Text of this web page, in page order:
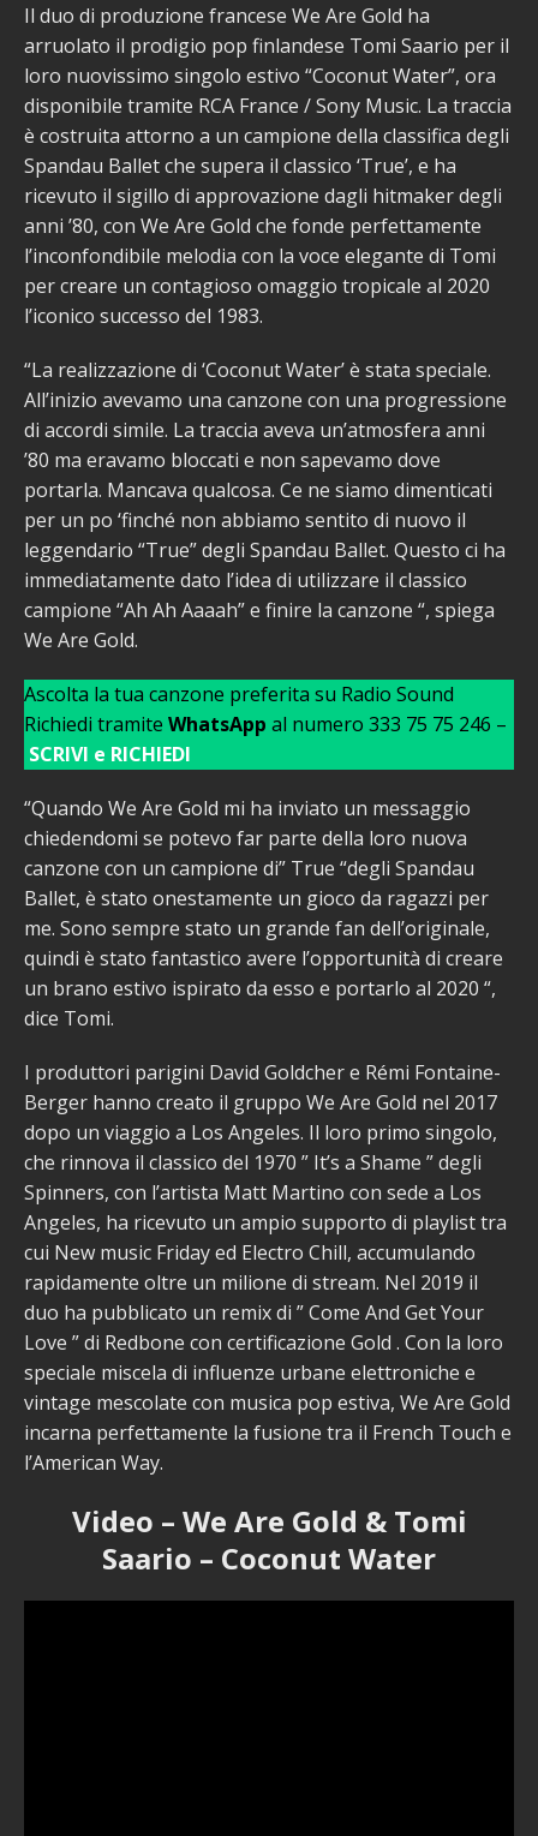
Il duo di produzione francese We Are Gold ha
arruolato il prodigio pop finlandese Tomi Saario per il
loro nuovissimo singolo estivo “Coconut Water”, ora
disponibile tramite RCA France / Sony Music. La traccia
è costruita attorno a un campione della classifica degli
Spandau Ballet che supera il classico ‘True’, e ha
ricevuto il sigillo di approvazione dagli hitmaker degli
anni ’80, con We Are Gold che fonde perfettamente
l’inconfondibile melodia con la voce elegante di Tomi
per creare un contagioso omaggio tropicale al 2020
l’iconico successo del 1983.
“La realizzazione di ‘Coconut Water’ è stata speciale.
All’inizio avevamo una canzone con una progressione
di accordi simile. La traccia aveva un’atmosfera anni
’80 ma eravamo bloccati e non sapevamo dove
portarla. Mancava qualcosa. Ce ne siamo dimenticati
per un po ‘finché non abbiamo sentito di nuovo il
leggendario “True” degli Spandau Ballet. Questo ci ha
immediatamente dato l’idea di utilizzare il classico
campione “Ah Ah Aaaah” e finire la canzone “, spiega
We Are Gold.
Ascolta la tua canzone preferita su Radio Sound
Richiedi tramite WhatsApp al numero 333 75 75 246 –
SCRIVI e RICHIEDI
“Quando We Are Gold mi ha inviato un messaggio
chiedendomi se potevo far parte della loro nuova
canzone con un campione di” True “degli Spandau
Ballet, è stato onestamente un gioco da ragazzi per
me. Sono sempre stato un grande fan dell’originale,
quindi è stato fantastico avere l’opportunità di creare
un brano estivo ispirato da esso e portarlo al 2020 “,
dice Tomi.
I produttori parigini David Goldcher e Rémi Fontaine-
Berger hanno creato il gruppo We Are Gold nel 2017
dopo un viaggio a Los Angeles. Il loro primo singolo,
che rinnova il classico del 1970 ” It’s a Shame ” degli
Spinners, con l’artista Matt Martino con sede a Los
Angeles, ha ricevuto un ampio supporto di playlist tra
cui New music Friday ed Electro Chill, accumulando
rapidamente oltre un milione di stream. Nel 2019 il
duo ha pubblicato un remix di ” Come And Get Your
Love ” di Redbone con certificazione Gold . Con la loro
speciale miscela di influenze urbane elettroniche e
vintage mescolate con musica pop estiva, We Are Gold
incarna perfettamente la fusione tra il French Touch e
l’American Way.
Video – We Are Gold & Tomi
Saario – Coconut Water